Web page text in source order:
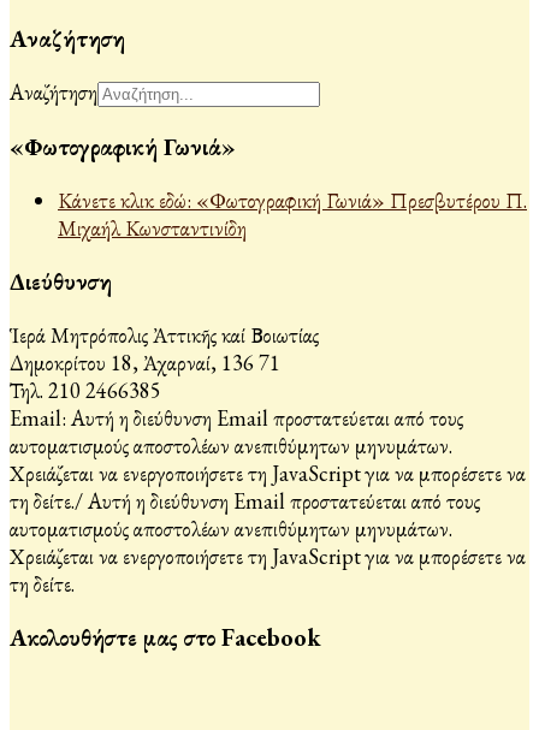
Αναζήτηση
Αναζήτηση
«Φωτογραφική Γωνιά»
Κάνετε κλικ εδώ: «Φωτογραφική Γωνιά» Πρεσβυτέρου Π.
Μιχαήλ Κωνσταντινίδη
Διεύθυνση
Ἱερά Μητρόπολις Ἀττικῆς καί Βοιωτίας
Δημοκρίτου 18, Ἀχαρναί, 136 71
Τηλ. 210 2466385
Email: Αυτή η διεύθυνση Email προστατεύεται από τους
αυτοματισμούς αποστολέων ανεπιθύμητων μηνυμάτων.
Χρειάζεται να ενεργοποιήσετε τη JavaScript για να μπορέσετε να
τη δείτε./Αυτή η διεύθυνση Email προστατεύεται από τους
αυτοματισμούς αποστολέων ανεπιθύμητων μηνυμάτων.
Χρειάζεται να ενεργοποιήσετε τη JavaScript για να μπορέσετε να
τη δείτε.
Ακολουθήστε μας στο Facebook